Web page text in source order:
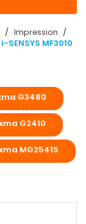
Impression
SENSYS MF3010
G3480
G2410
MG2541S